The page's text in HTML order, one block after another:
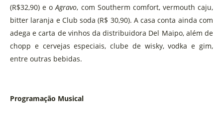
(R$32,90) e oAgravo, com Southerm comfort, vermouth caju,
bitter laranja e Club soda (R$ 30,90). A casa conta ainda com
adega e carta de vinhos da distribuidora Del Maipo, além de
chopp e cervejas especiais, clube de wisky, vodka e gim,
entre outras bebidas.
Programação Musical